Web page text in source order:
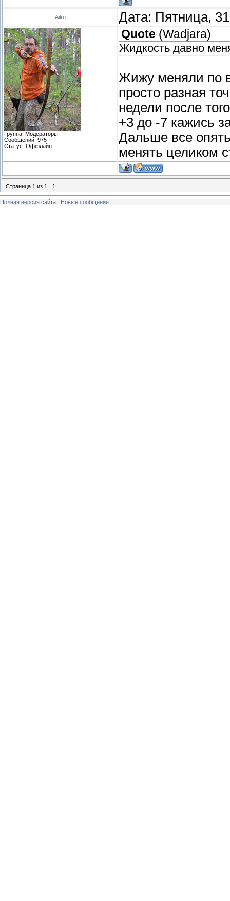
Aiku Дата: Пятница,
Группа: Модераторы
Сообщений: 975
Статус: Оффлайн
Quote (Wadjara)
Жидкость давно
Жижу меняли по
просто разная
недели после
+3 до -7 кажись
Дальше все
менять целиком
Страница 1 из 1 1
Полная версия сайта Новые сообщения